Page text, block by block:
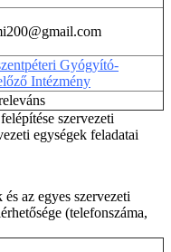
Gyógyító-
Intézmény
szervezeti
egységek feladatai
az egyes szervezeti
(telefonszáma,